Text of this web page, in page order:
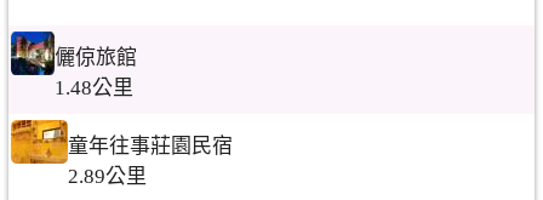
儷倞旅館
1.48公里
童年往事莊園民宿
2.89公里